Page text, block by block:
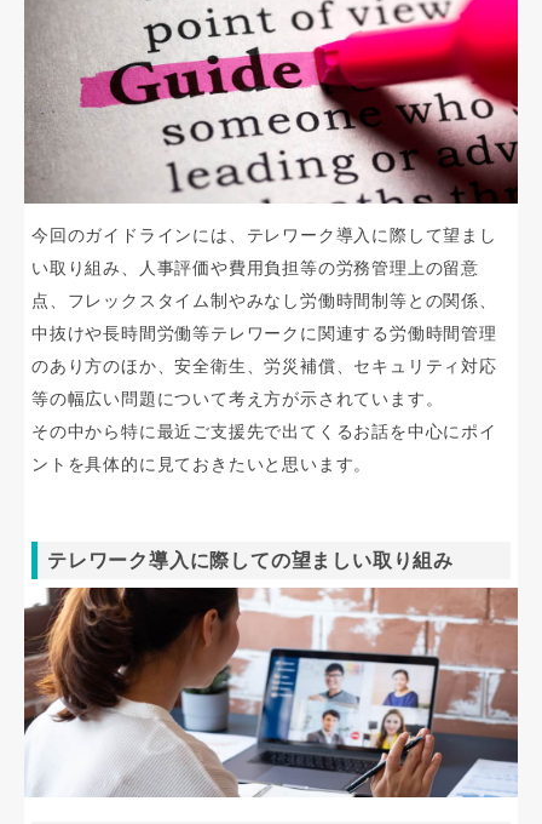
今回のガイドラインには、テレワーク導入に際して望まし
い取り組み、人事評価や費用負担等の労務管理上の留意
点、フレックスタイム制やみなし労働時間制等との関係、
中抜けや長時間労働等テレワークに関連する労働時間管理
のあり方のほか、安全衛生、労災補償、セキュリティ対応
等の幅広い問題について考え方が示されています。
その中から特に最近ご支援先で出てくるお話を中心にポイ
ントを具体的に見ておきたいと思います。
テレワーク導入に際しての望ましい取り組み